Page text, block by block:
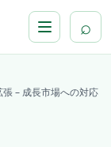
⌕
– 成長市場への対応